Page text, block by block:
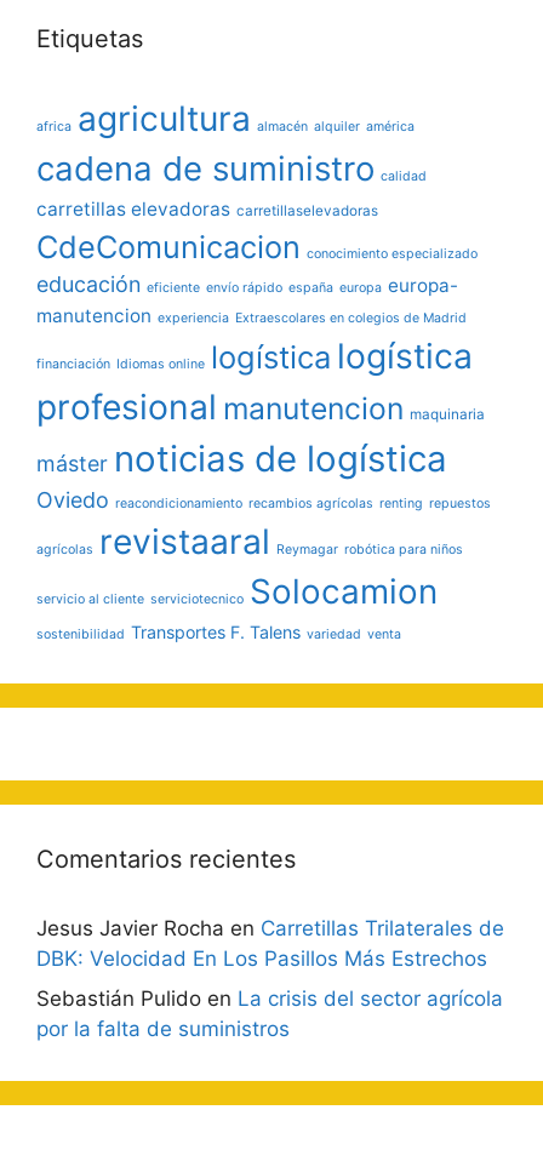
Etiquetas
africa agricultura almacén alquiler américa
cadena de suministro calidad
carretillas elevadoras carretillaselevadoras
CdeComunicacion conocimiento especializado
educación eficiente envío rápido españa europa europa-
manutencion experiencia Extraescolares en colegios de Madrid
financiación Idiomas online logística logística
profesional manutencion maquinaria
máster noticias de logística
Oviedo reacondicionamiento recambios agrícolas renting repuestos
agrícolas revistaaral Reymagar robótica para niños
servicio al cliente serviciotecnico Solocamion
sostenibilidad Transportes F. Talens variedad venta
Comentarios recientes
Jesus Javier Rocha en Carretillas Trilaterales de
DBK: Velocidad En Los Pasillos Más Estrechos
Sebastián Pulido en La crisis del sector agrícola
por la falta de suministros